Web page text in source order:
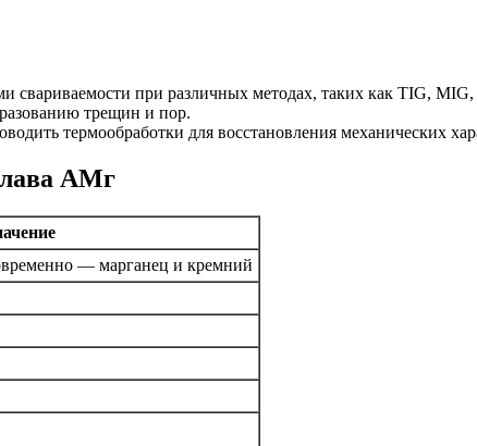
свариваемости при различных методах, таких как TIG, MIG,
трещин и пор.
термообработки для восстановления механических
АМг
— марганец и кремний